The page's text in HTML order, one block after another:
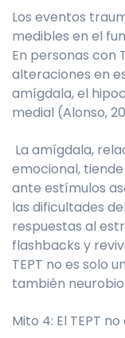
Los eventos
medibles en el
En personas con
alteraciones en
amígdala, el
medial (Alonso,
La amígdala,
emocional,
ante estímulos
las dificultades
respuestas al
flashbacks y
TEPT no es solo
también
Mito 4: El TEPT